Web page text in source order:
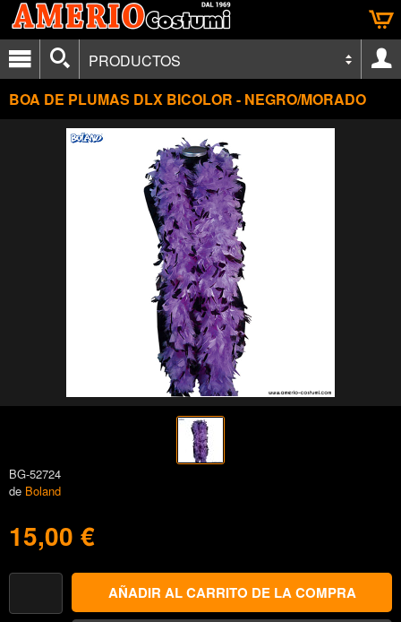
PRODUCTOS
BOA DE PLUMAS DLX BICOLOR - NEGRO/MORADO
BG-52724
de Boland
15,00 €